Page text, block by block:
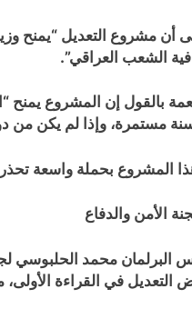
أن مشروع التعديل “يمنح
الشعب العراقي”.
بالقول إن المشروع يمنح
المشروع بحملة واسعة تحذر
الأمن والدفاع
البرلمان محمد الحلبوسي
في القراءة الأولى،